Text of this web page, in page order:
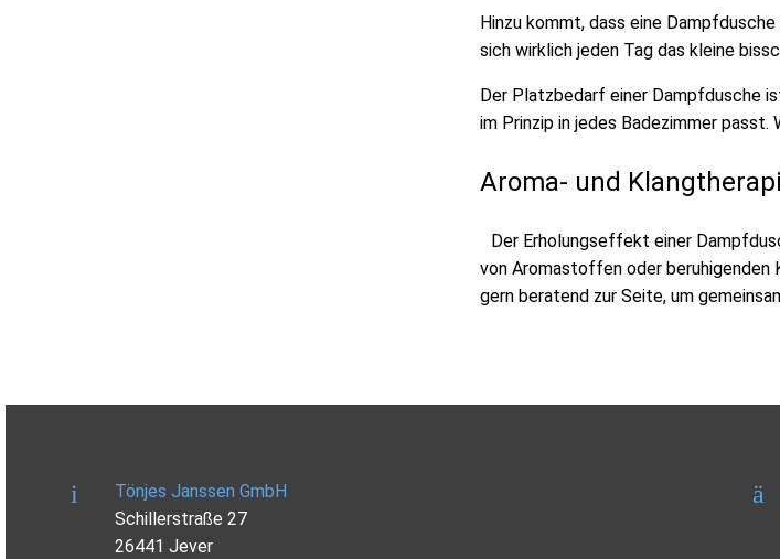
Hinzu kommt, dass eine
sich wirklich jeden Tag das kleine
Der Platzbedarf einer Dampfdusche
im Prinzip in jedes Badezimmer passt.
Aroma- und
Der Erholungseffekt einer
von Aromastoffen oder beruhigenden
gern beratend zur Seite, um
Tönjes Janssen GmbH
Schillerstraße 27
26441 Jever